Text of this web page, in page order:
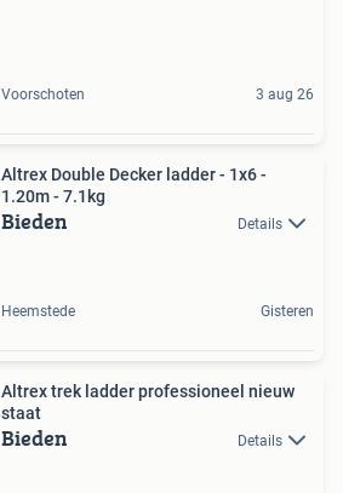
Voorschoten 3 aug 26
Altrex Double Decker ladder - 1x6 -
1.20m - 7.1kg
Bieden Details
Heemstede Gisteren
Altrex trek ladder professioneel nieuw
staat
Bieden Details